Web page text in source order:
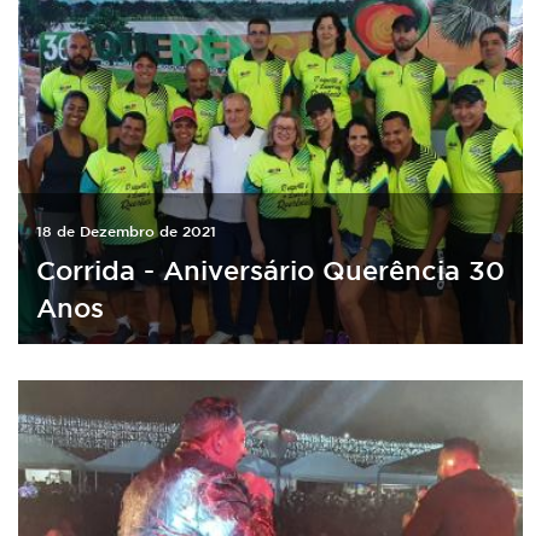
18 de Dezembro de 2021
Corrida - Aniversário Querência 30
Anos